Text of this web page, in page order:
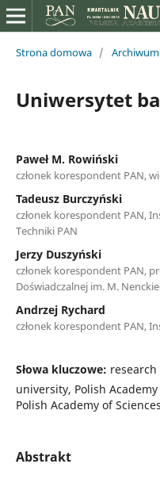
Strona domowa / Archiwum
Uniwersytet
Paweł M. Rowiński
członek korespondent PAN,
Tadeusz Burczyński
członek korespondent PAN,
Techniki PAN
Jerzy Duszyński
członek korespondent PAN,
Doświadczalnej im. M.
Andrzej Rychard
członek korespondent PAN,
Słowa kluczowe:
university, Polish
Polish Academy of Sciences
Abstrakt